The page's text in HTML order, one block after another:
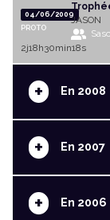
04/06/2009
PROTO
JASON
2j18h30min18s
+ En 2008
+ En 2007
+ En 2006